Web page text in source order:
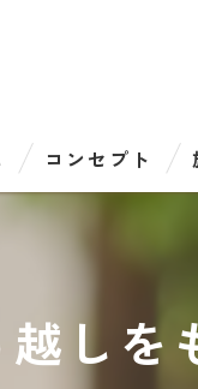
コンセプト
しを